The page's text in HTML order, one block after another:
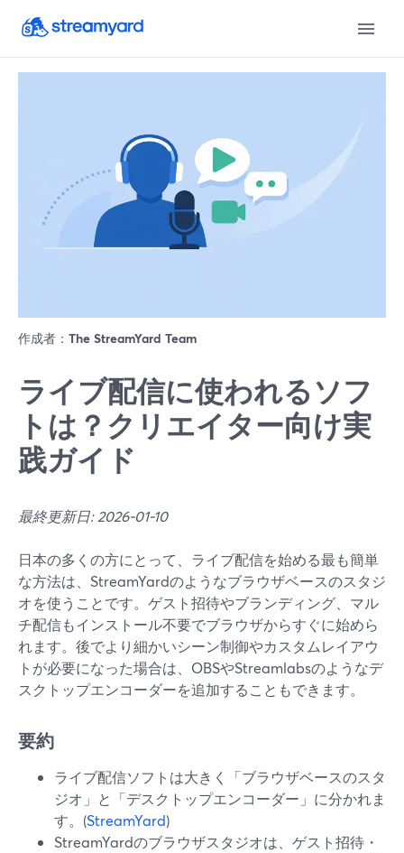
作成者： The StreamYard Team
ライブ配信に使われるソフ
トは？クリエイター向け実
践ガイド
最終更新日: 2026-01-10
日本の多くの方にとって、ライブ配信を始める最も簡単
な方法は、StreamYardのようなブラウザベースのスタジ
オを使うことです。ゲスト招待やブランディング、マル
チ配信もインストール不要でブラウザからすぐに始めら
れます。後でより細かいシーン制御やカスタムレイアウ
トが必要になった場合は、OBSやStreamlabsのようなデ
スクトップエンコーダーを追加することもできます。
要約
ライブ配信ソフトは大きく「ブラウザベースのスタ
ジオ」と「デスクトップエンコーダー」に分かれま
す。(StreamYard)
StreamYardのブラウザスタジオは、ゲスト招待・